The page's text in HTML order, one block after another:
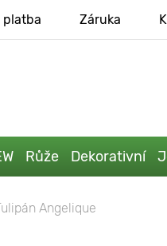
platba Záruka
Růže Dekorativní
Angelique